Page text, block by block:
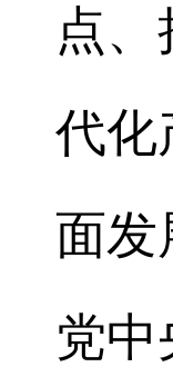
点
代化
面发
党